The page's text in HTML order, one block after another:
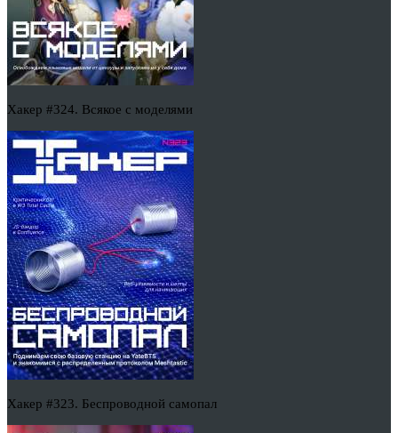
Хакер #324. Всякое с моделями
Хакер #323. Беспроводной самопал